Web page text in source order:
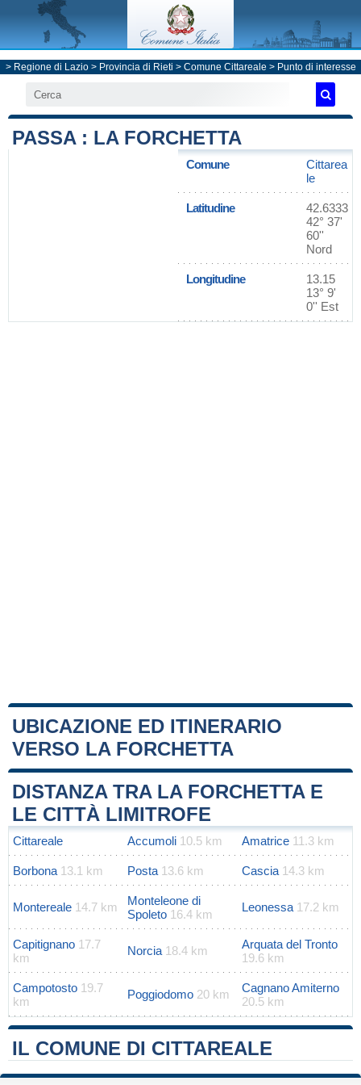
> Regione di Lazio> Provincia di Rieti > Comune Cittareale > Punto di interesse
PASSA : LA FORCHETTA
Comune
Cittarea
le
Latitudine
42.6333
42° 37'
60''
Nord
Longitudine
13.15
13° 9'
0'' Est
UBICAZIONE ED ITINERARIO
VERSO LA FORCHETTA
+
−
Leaflet|Map data ©OpenStreetMap
DISTANZA TRA LA FORCHETTA E
LE CITTÀ LIMITROFE
Cittareale Accumoli 10.5 km Amatrice 11.3 km
Borbona 13.1 km Posta 13.6 km Cascia 14.3 km
Montereale 14.7 km
Monteleone di
Spoleto 16.4 km
Leonessa 17.2 km
Capitignano 17.7
km
Norcia 18.4 km
Arquata del Tronto
19.6 km
Campotosto 19.7
km
Poggiodomo 20 km
Cagnano Amiterno
20.5 km
IL COMUNE DI CITTAREALE